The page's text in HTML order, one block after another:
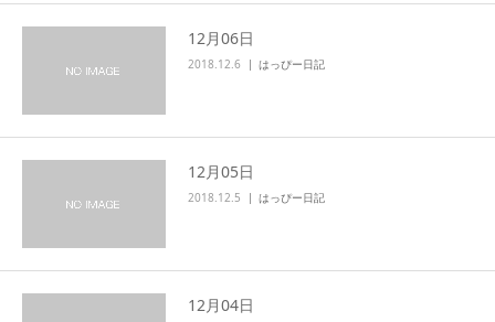
12月06日
2018.12.6 はっぴー日記
12月05日
2018.12.5 はっぴー日記
12月04日